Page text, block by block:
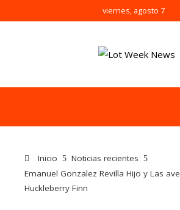
viernes, agosto 7
Inicio
Noticias recientes
Emanuel Gonzalez Revilla Hijo y Las
Huckleberry Finn